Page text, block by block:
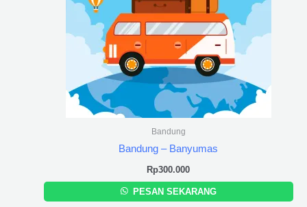
Bandung
Bandung – Banyumas
Rp300.000
PESAN SEKARANG